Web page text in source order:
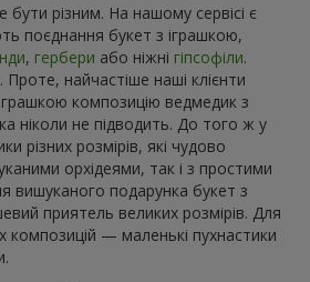
різним. На нашому сервісі є
поєднання букет з іграшкою,
, гербери або ніжні гіпсофіли.
найчастіше наші клієнти
композицію ведмедик з
ніколи не підводить. До того ж у
різних розмірів, які чудово
орхідеями, так і з простими
вишуканого подарунка букет з
приятель великих розмірів. Для
композицій — маленькі пухнастики